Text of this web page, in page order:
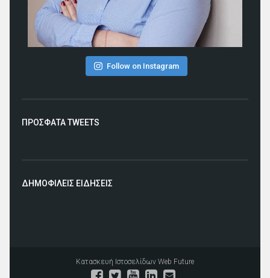
Follow on Instagram
ΠΡΟΣΦΑΤΑ TWEETS
ΔΗΜΟΦΙΛΕΙΣ ΕΙΔΗΣΕΙΣ
Κατασκευή Ιστοσελίδων Web Future